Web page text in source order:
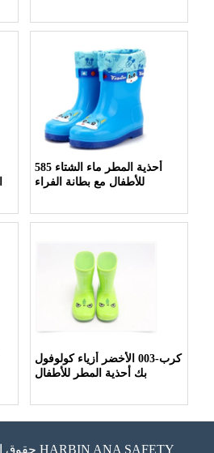
585 أحذية المطر ماء الشتاء
للأطفال مع بطانة الفراء
كرب-003 الأخضر أزياء كولوفول
بك أحذية المطر للأطفال